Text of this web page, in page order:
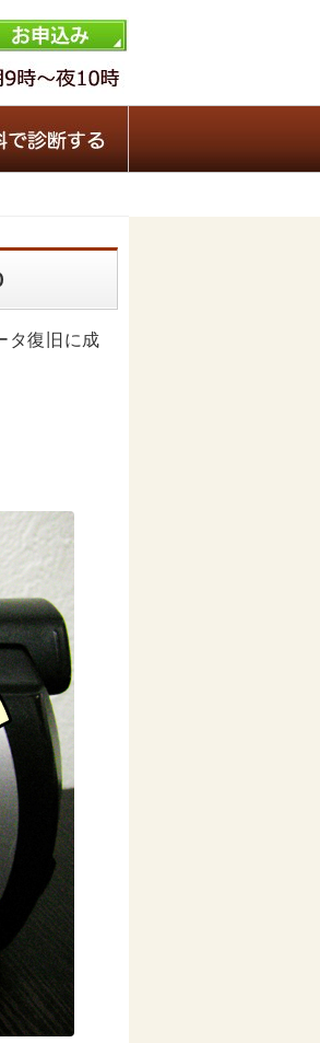
タ復旧に成